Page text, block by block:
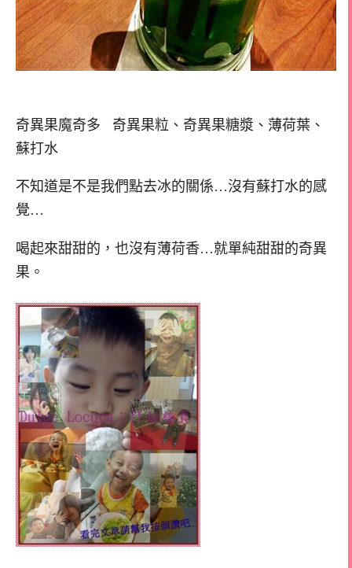
奇異果魔奇多 奇異果粒、奇異果糖漿、薄荷葉、
蘇打水
不知道是不是我們點去冰的關係…沒有蘇打水的感
覺…
喝起來甜甜的，也沒有薄荷香…就單純甜甜的奇異
果。